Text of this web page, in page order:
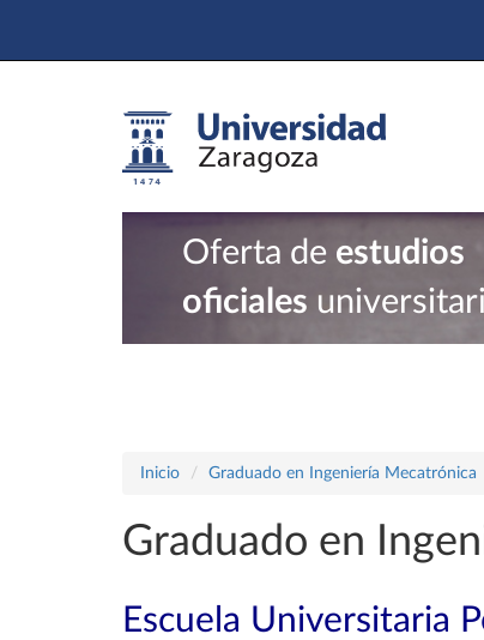
Oferta de estudios
oficiales
Inicio Graduado en Ingeniería Mecatrónica
Graduado en
Escuela Universitaria